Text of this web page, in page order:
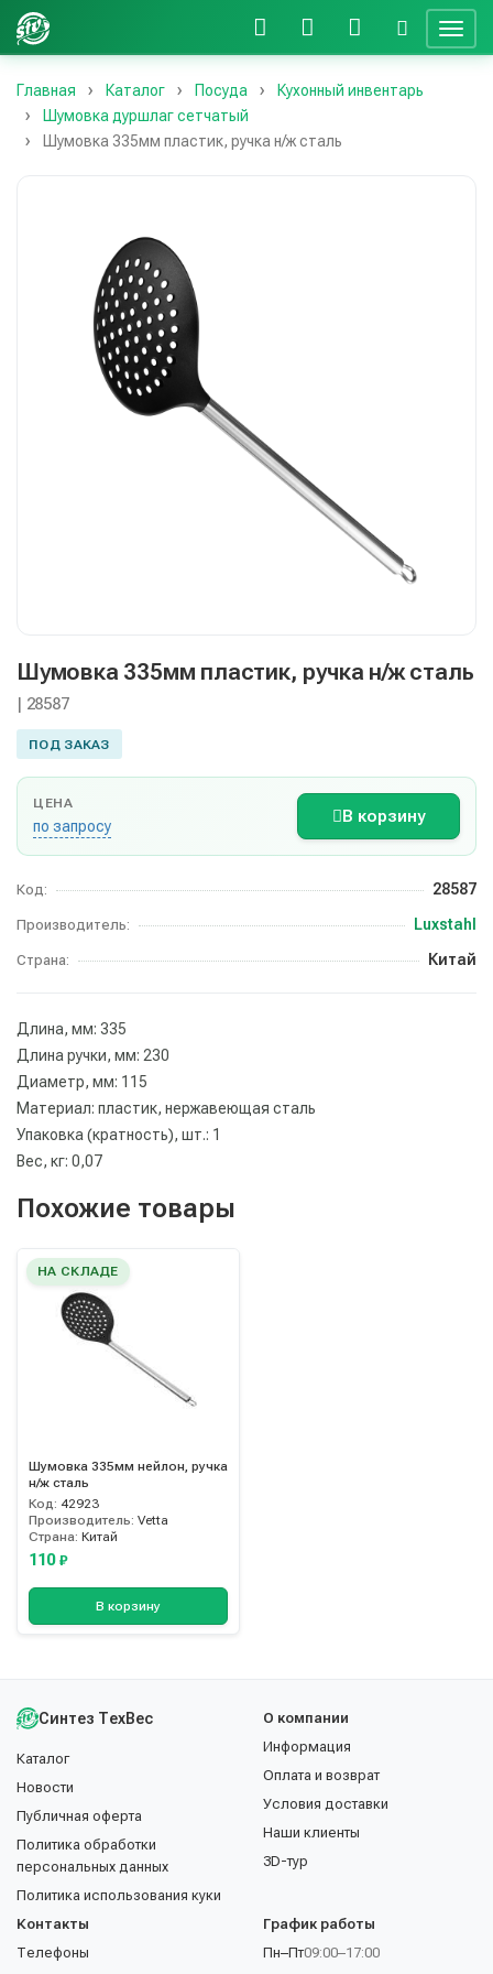
Главная Каталог Посуда
Кухонный инвентарь
Шумовка дуршлаг сетчатый
Шумовка 335мм пластик, ручка н/ж сталь
Шумовка 335мм пластик, ручка н/ж сталь
| 28587
ПОД ЗАКАЗ
ЦЕНА
по запросу
В корзину
Код: 28587
Производитель: Luxstahl
Страна: Китай
Длина, мм: 335
Длина ручки, мм: 230
Диаметр, мм: 115
Материал: пластик, нержавеющая сталь
Упаковка (кратность), шт.: 1
Вес, кг: 0,07
Похожие товары
НА СКЛАДЕ
Шумовка 335мм нейлон, ручка
н/ж сталь
Код: 42923
Производитель: Vetta
Страна: Китай
110 ₽
В корзину
Синтез ТехВес
Каталог
Новости
Публичная оферта
Политика обработки
персональных данных
Политика использования куки
О компании
Информация
Оплата и возврат
Условия доставки
Наши клиенты
3D-тур
Контакты
Телефоны
График работы
Пн–Пт09:00–17:00